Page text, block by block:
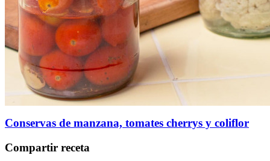
Conservas de manzana, tomates cherrys y coliflor
Compartir receta